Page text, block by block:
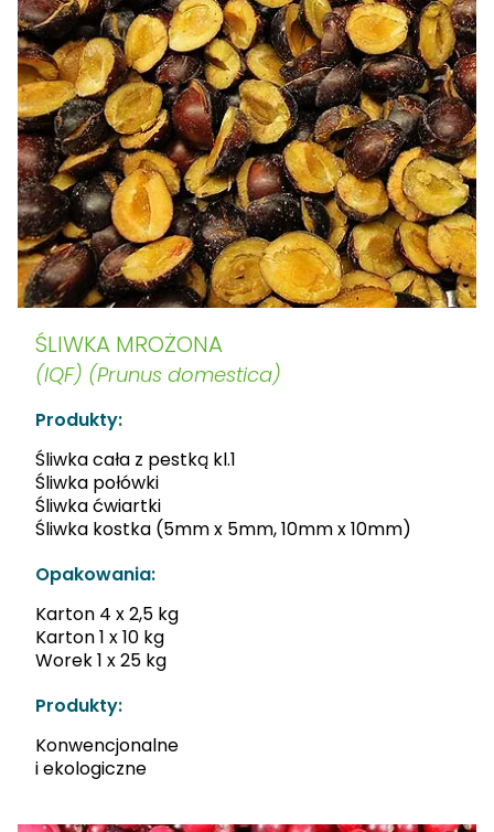
ŚLIWKA MROŻONA
(IQF) (Prunus domestica)
Produkty:
Śliwka cała z pestką kl.1
Śliwka połówki
Śliwka ćwiartki
Śliwka kostka (5mm x 5mm, 10mm x 10mm)
Opakowania:
Karton 4 x 2,5 kg
Karton 1 x 10 kg
Worek 1 x 25 kg
Produkty:
Konwencjonalne
i ekologiczne